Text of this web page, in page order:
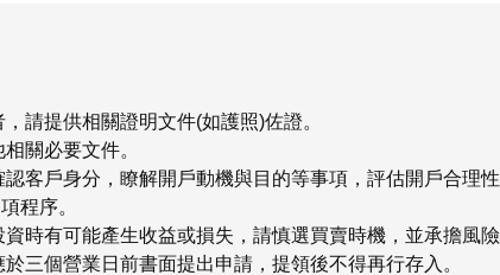
請提供相關證明文件(如護照)佐證。
關必要文件。
客戶身分，瞭解開戶動機與目的等事項，評估開戶合理
程序。
時有可能產生收益或損失，請慎選買賣時機，並承擔風險
三個營業日前書面提出申請，提領後不得再行存入。